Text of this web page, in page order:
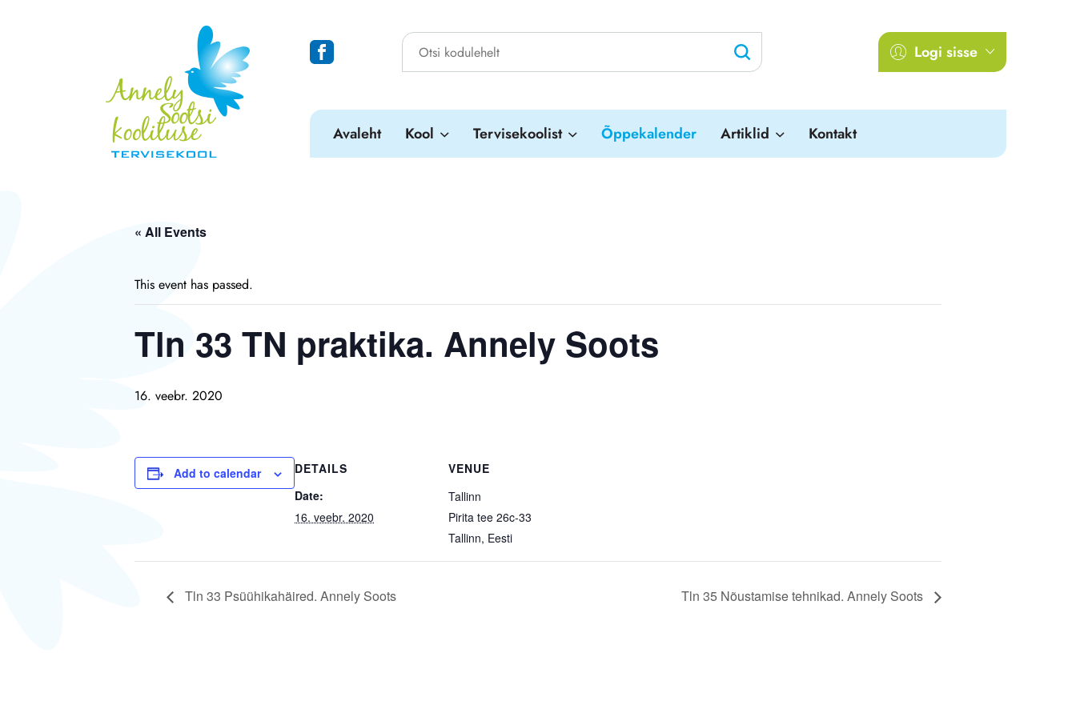
Logi sisse
Avaleht Kool Tervisekoolist Õppekalender Artiklid Kontakt
« All Events
This event has passed.
Tln 33 TN praktika. Annely Soots
16. veebr. 2020
Add to calendar
DETAILS
Date:
16. veebr. 2020
VENUE
Tallinn
Pirita tee 26c-33
Tallinn, Eesti
Tln 33 Psüühikahäired. Annely Soots Tln 35 Nõustamise tehnikad. Annely Soots